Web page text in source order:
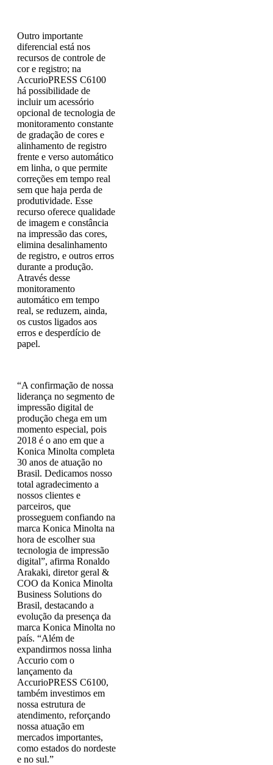
Outro importante
diferencial está nos
recursos de controle de
cor e registro; na
AccurioPRESS C6100
há possibilidade de
incluir um acessório
opcional de tecnologia de
monitoramento constante
de gradação de cores e
alinhamento de registro
frente e verso automático
em linha, o que permite
correções em tempo real
sem que haja perda de
produtividade. Esse
recurso oferece qualidade
de imagem e constância
na impressão das cores,
elimina desalinhamento
de registro, e outros erros
durante a produção.
Através desse
monitoramento
automático em tempo
real, se reduzem, ainda,
os custos ligados aos
erros e desperdício de
papel.
“A confirmação de nossa
liderança no segmento de
impressão digital de
produção chega em um
momento especial, pois
2018 é o ano em que a
Konica Minolta completa
30 anos de atuação no
Brasil. Dedicamos nosso
total agradecimento a
nossos clientes e
parceiros, que
prosseguem confiando na
marca Konica Minolta na
hora de escolher sua
tecnologia de impressão
digital”, afirma Ronaldo
Arakaki, diretor geral &
COO da Konica Minolta
Business Solutions do
Brasil, destacando a
evolução da presença da
marca Konica Minolta no
país. “Além de
expandirmos nossa linha
Accurio com o
lançamento da
AccurioPRESS C6100,
também investimos em
nossa estrutura de
atendimento, reforçando
nossa atuação em
mercados importantes,
como estados do nordeste
e no sul.”